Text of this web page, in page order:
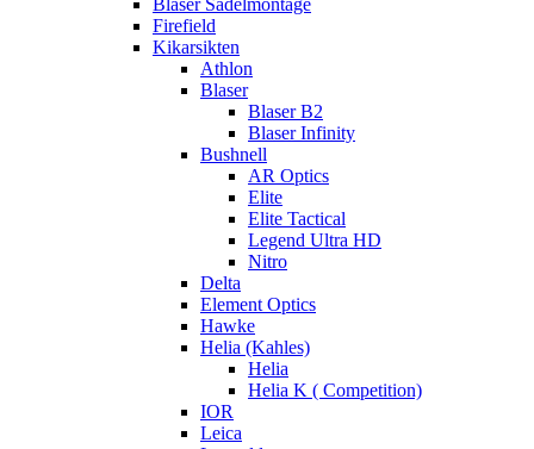
Blaser Sadelmontage
Firefield
Kikarsikten
Athlon
Blaser
Blaser B2
Blaser Infinity
Bushnell
AR Optics
Elite
Elite Tactical
Legend Ultra HD
Nitro
Delta
Element Optics
Hawke
Helia (Kahles)
Helia
Helia K ( Competition)
IOR
Leica